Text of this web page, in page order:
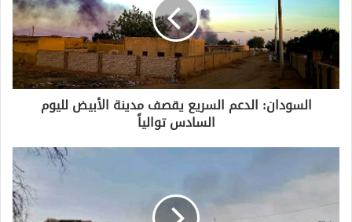
السودان: الدعم السريع يقصف مدينة الأبيض لليوم
السادس توالياً